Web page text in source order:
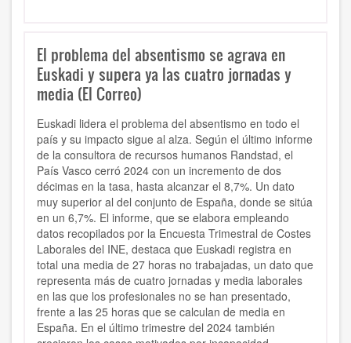
El problema del absentismo se agrava en
Euskadi y supera ya las cuatro jornadas y
media (El Correo)
Euskadi lidera el problema del absentismo en todo el
país y su impacto sigue al alza. Según el último informe
de la consultora de recursos humanos Randstad, el
País Vasco cerró 2024 con un incremento de dos
décimas en la tasa, hasta alcanzar el 8,7%. Un dato
muy superior al del conjunto de España, donde se sitúa
en un 6,7%. El informe, que se elabora empleando
datos recopilados por la Encuesta Trimestral de Costes
Laborales del INE, destaca que Euskadi registra en
total una media de 27 horas no trabajadas, un dato que
representa más de cuatro jornadas y media laborales
en las que los profesionales no se han presentado,
frente a las 25 horas que se calculan de media en
España. En el último trimestre del 2024 también